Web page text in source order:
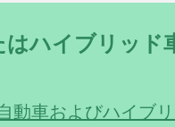
ハイブリッド
動車およびハイブ